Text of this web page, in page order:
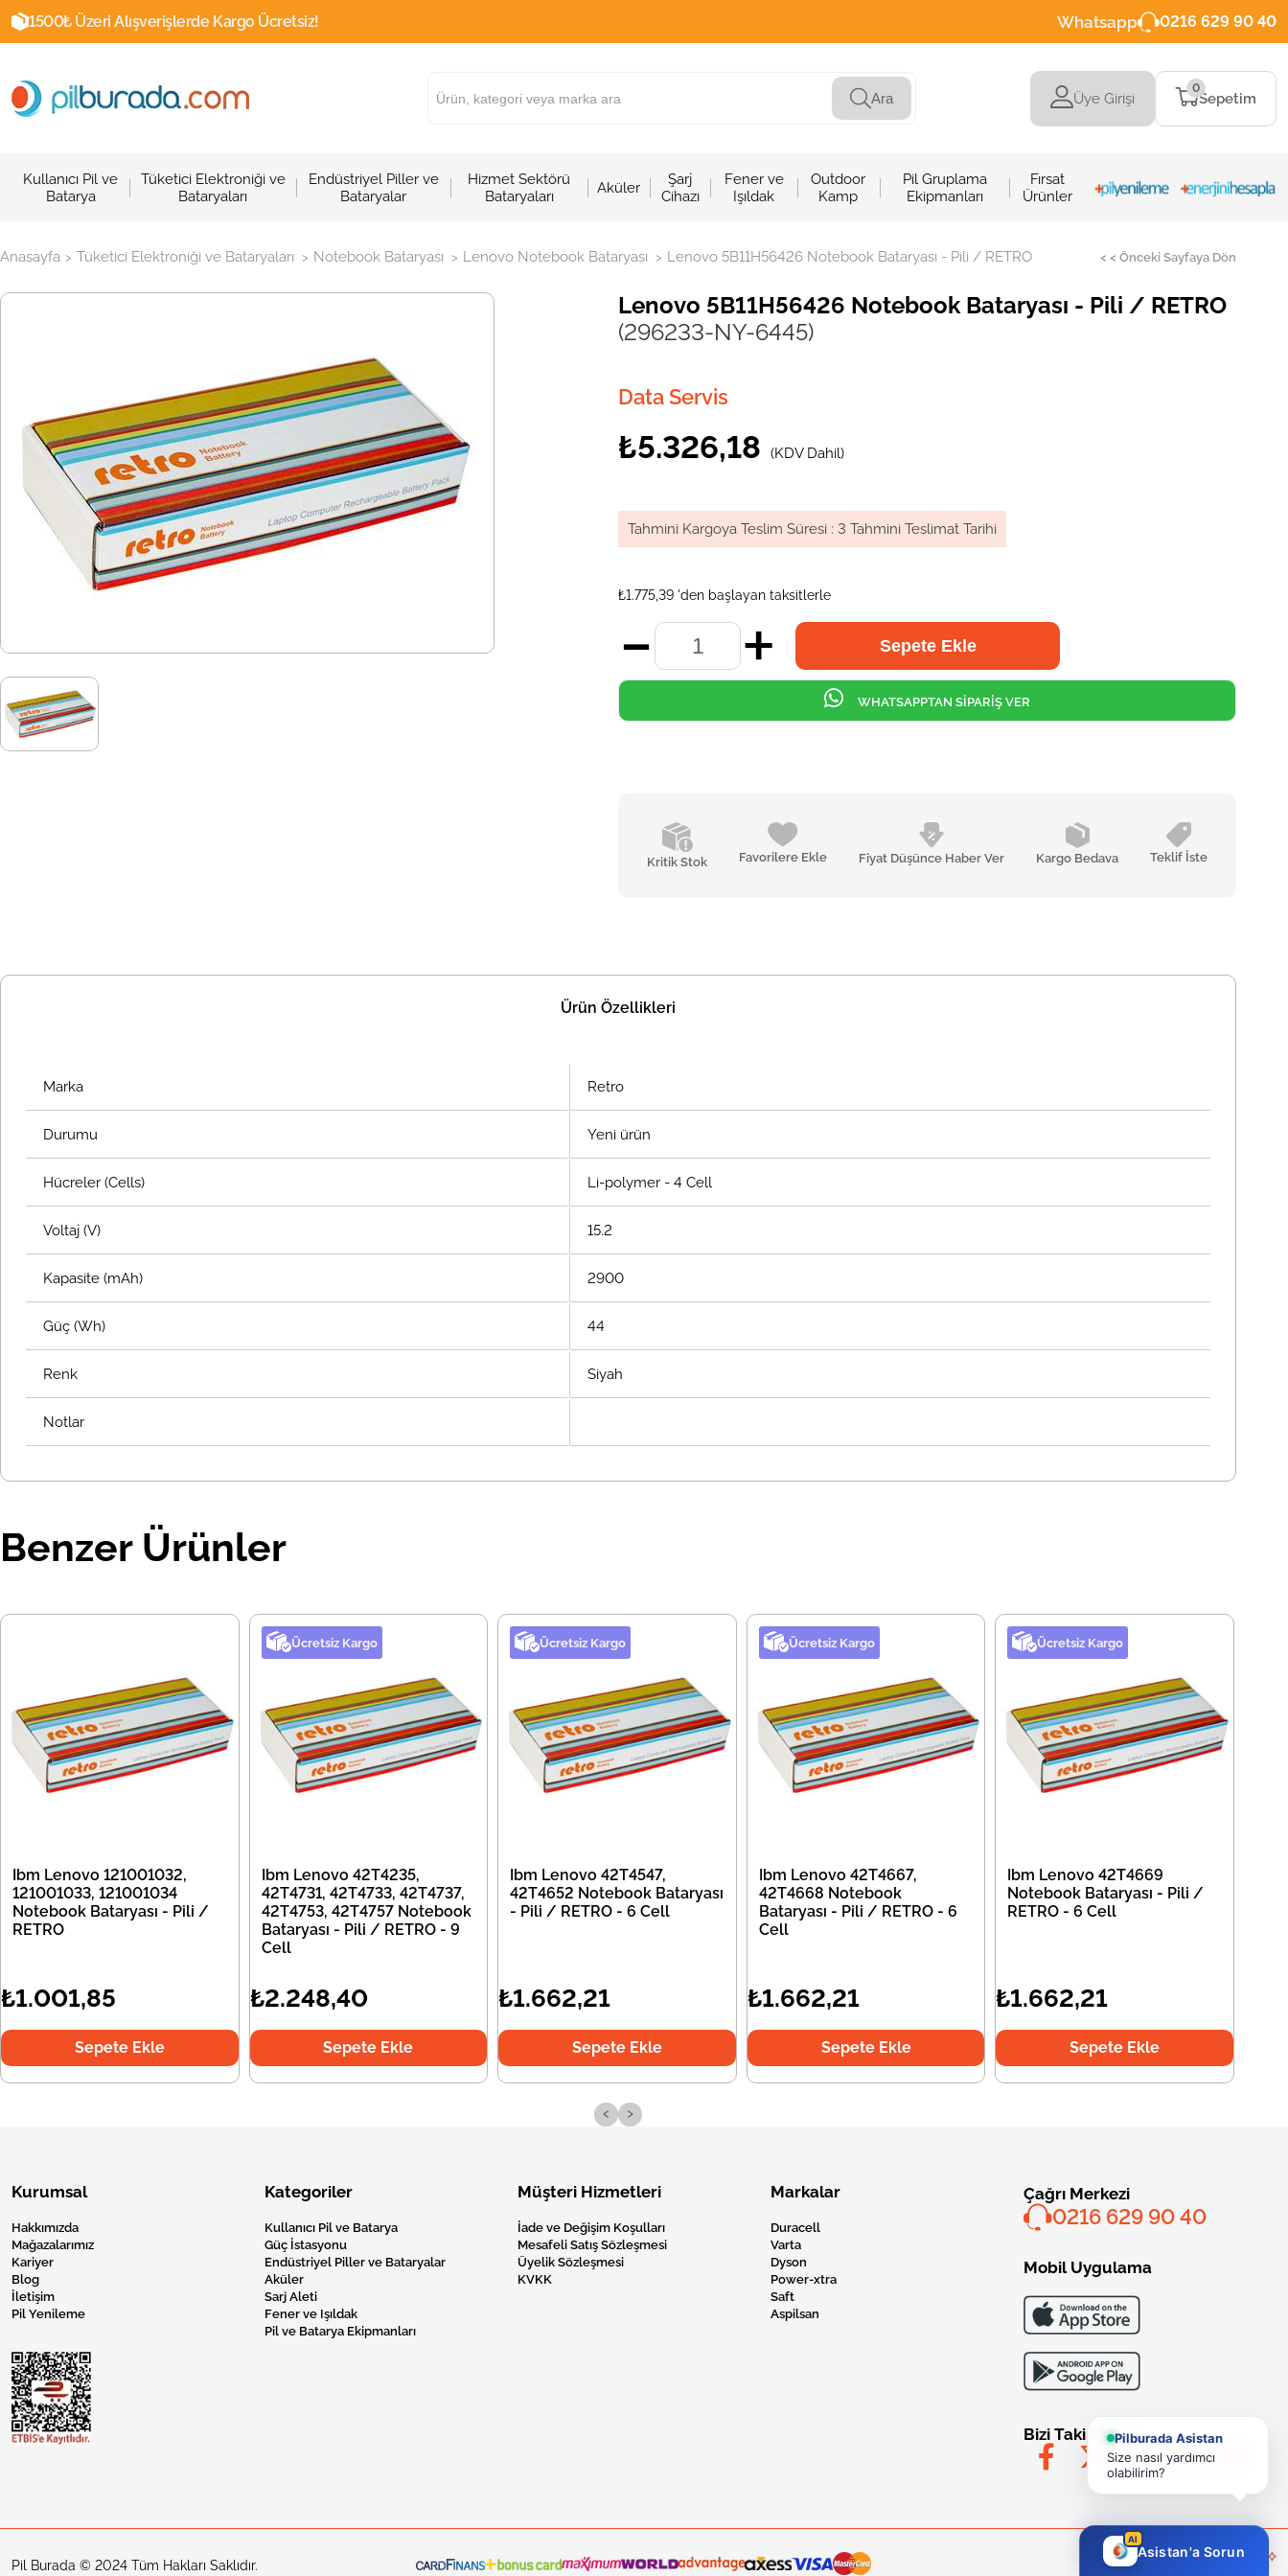
1500₺ Üzeri Alışverişlerde Kargo Ücretsiz! Whatsapp 0216 629 90 40
Ara Üye Girişi Sepetim
0
Kullanıcı Pil ve
Batarya
Tüketici Elektroniği ve
Bataryaları
Endüstriyel Piller ve
Bataryalar
Hizmet Sektörü
Bataryaları
Aküler
Şarj
Cihazı
Fener ve
Işıldak
Outdoor
Kamp
Pil Gruplama
Ekipmanları
Fırsat
Ürünler
Anasayfa > Tüketici Elektroniği ve Bataryaları > Notebook Bataryası > Lenovo Notebook Bataryası > Lenovo 5B11H56426 Notebook Bataryası - Pili / RETRO < < Önceki Sayfaya Dön
Lenovo 5B11H56426 Notebook Bataryası - Pili / RETRO
(296233-NY-6445)
Data Servis
₺5.326,18 (KDV Dahil)
Tahmini Kargoya Teslim Süresi : 3 Tahmini Teslimat Tarihi
₺1.775,39 'den başlayan taksitlerle
Kritik Stok Favorilere Ekle Fiyat Düşünce Haber Ver Kargo Bedava Teklif İste
WHATSAPPTAN SİPARİŞ VER
Ürün Özellikleri
Marka Retro
Durumu Yeni ürün
Hücreler (Cells) Li-polymer - 4 Cell
Voltaj (V) 15.2
Kapasite (mAh) 2900
Güç (Wh) 44
Renk Siyah
Notlar
Benzer Ürünler
Ibm Lenovo 121001032,
121001033, 121001034
Notebook Bataryası - Pili /
RETRO
₺1.001,85
Sepete Ekle
Ücretsiz Kargo
Ibm Lenovo 42T4235,
42T4731, 42T4733, 42T4737,
42T4753, 42T4757 Notebook
Bataryası - Pili / RETRO - 9
Cell
₺2.248,40
Sepete Ekle
Ücretsiz Kargo
Ibm Lenovo 42T4547,
42T4652 Notebook Bataryası
- Pili / RETRO - 6 Cell
₺1.662,21
Sepete Ekle
Ücretsiz Kargo
Ibm Lenovo 42T4667,
42T4668 Notebook
Bataryası - Pili / RETRO - 6
Cell
₺1.662,21
Sepete Ekle
Ücretsiz Kargo
Ibm Lenovo 42T4669
Notebook Bataryası - Pili /
RETRO - 6 Cell
₺1.662,21
Sepete Ekle
‹ ›
Kurumsal
Hakkımızda
Mağazalarımız
Kariyer
Blog
İletişim
Pil Yenileme
Kategoriler
Kullanıcı Pil ve Batarya
Güç İstasyonu
Endüstriyel Piller ve Bataryalar
Aküler
Sarj Aleti
Fener ve Işıldak
Pil ve Batarya Ekipmanları
Müşteri Hizmetleri
İade ve Değişim Koşulları
Mesafeli Satış Sözleşmesi
Üyelik Sözleşmesi
KVKK
Markalar
Duracell
Varta
Dyson
Power-xtra
Saft
Aspilsan
Çağrı Merkezi
0216 629 90 40
Mobil Uygulama
Bizi Takip Edin
Pil Burada © 2024 Tüm Hakları Saklıdır.
Pilburada Asistan
Size nasıl yardımcı
olabilirim?
AI
Asistan'a Sorun